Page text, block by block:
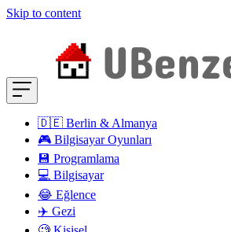
Skip to content
🇩🇪 Berlin & Almanya
🎮 Bilgisayar Oyunları
💾 Programlama
💻 Bilgisayar
😂 Eğlence
✈️ Gezi